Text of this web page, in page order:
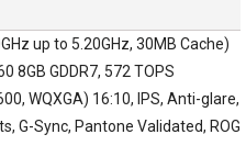
up to 5.20GHz, 30MB Cache)
8GB GDDR7, 572 TOPS
WQXGA) 16:10, IPS, Anti-glare,
G-Sync, Pantone Validated, ROG